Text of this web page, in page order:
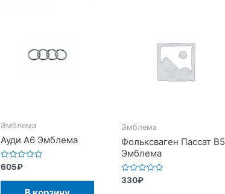
Эмблема
Ауди А6 Эмблема
Оценка
0
из
605₽
Эмблема
Фольксваген Пассат В5
Эмблема
Оценка
330₽